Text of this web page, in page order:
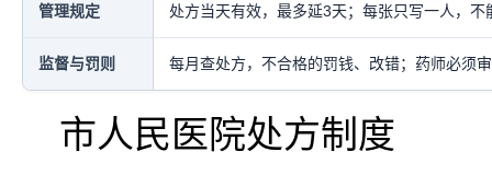
管理规定 处方当天有效，最多延3天；每张只写一人，
监督与罚则 每月查处方，不合格的罚钱、改错；药师必须
市人民医院处方制度